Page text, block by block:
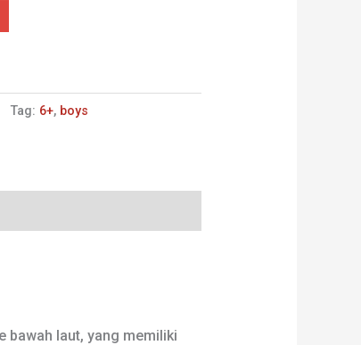
Tag: 6+, boys
bawah laut, yang memiliki